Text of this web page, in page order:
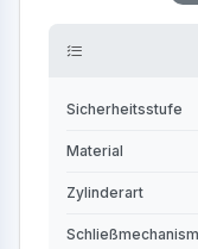
Sicherheitsstufe
Material
Zylinderart